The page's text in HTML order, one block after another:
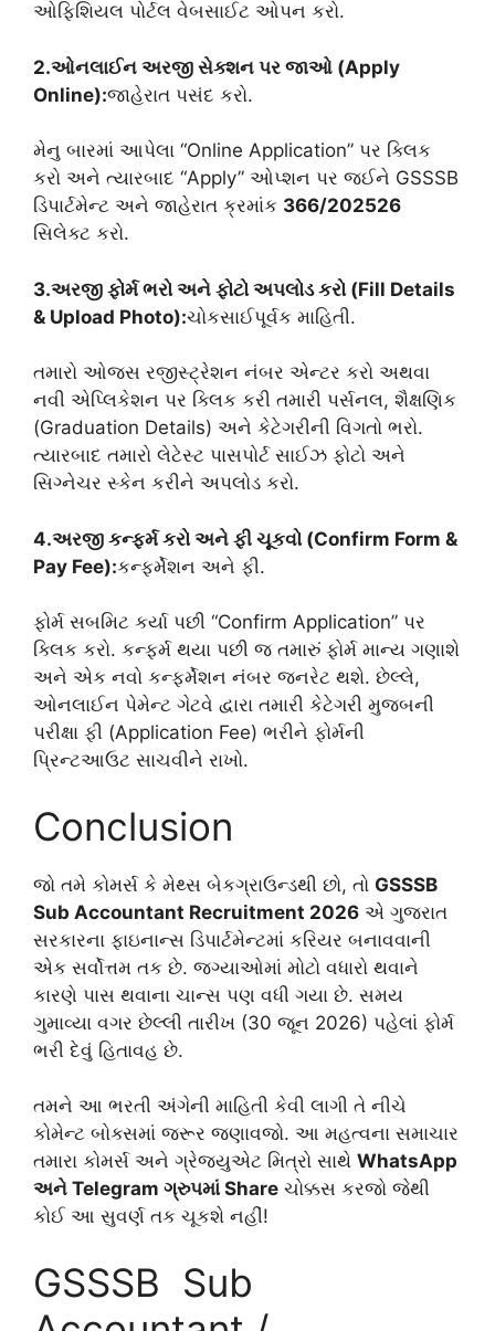
ઓફિશિયલ પોર્ટલ વેબસાઈટ ઓપન કરો.
2.ઓનલાઈન અરજી સેક્શન પર જાઓ (Apply
Online):જાહેરાત પસંદ કરો.
મેનુ બારમાં આપેલા “Online Application” પર ક્લિક
કરો અને ત્યારબાદ “Apply” ઓપ્શન પર જઈને GSSSB
ડિપાર્ટમેન્ટ અને જાહેરાત ક્રમાંક 366/202526
સિલેક્ટ કરો.
3.અરજી ફોર્મ ભરો અને ફોટો અપલોડ કરો (Fill Details
& Upload Photo):ચોકસાઈપૂર્વક માહિતી.
તમારો ઓજસ રજીસ્ટ્રેશન નંબર એન્ટર કરો અથવા
નવી એપ્લિકેશન પર ક્લિક કરી તમારી પર્સનલ, શૈક્ષણિક
(Graduation Details) અને કેટેગરીની વિગતો ભરો.
ત્યારબાદ તમારો લેટેસ્ટ પાસપોર્ટ સાઈઝ ફોટો અને
સિગ્નેચર સ્કેન કરીને અપલોડ કરો.
4.અરજી કન્ફર્મ કરો અને ફી ચૂકવો (Confirm Form &
Pay Fee):કન્ફર્મેશન અને ફી.
ફોર્મ સબમિટ કર્યા પછી “Confirm Application” પર
ક્લિક કરો. કન્ફર્મ થયા પછી જ તમારું ફોર્મ માન્ય ગણાશે
અને એક નવો કન્ફર્મેશન નંબર જનરેટ થશે. છેલ્લે,
ઓનલાઈન પેમેન્ટ ગેટવે દ્વારા તમારી કેટેગરી મુજબની
પરીક્ષા ફી (Application Fee) ભરીને ફોર્મની
પ્રિન્ટઆઉટ સાચવીને રાખો.
Conclusion
જો તમે કોમર્સ કે મેથ્સ બેકગ્રાઉન્ડથી છો, તો GSSSB
Sub Accountant Recruitment 2026 એ ગુજરાત
સરકારના ફાઇનાન્સ ડિપાર્ટમેન્ટમાં કરિયર બનાવવાની
એક સર્વોત્તમ તક છે. જગ્યાઓમાં મોટો વધારો થવાને
કારણે પાસ થવાના ચાન્સ પણ વધી ગયા છે. સમય
ગુમાવ્યા વગર છેલ્લી તારીખ (30 જૂન 2026) પહેલાં ફોર્મ
ભરી દેવું હિતાવહ છે.
તમને આ ભરતી અંગેની માહિતી કેવી લાગી તે નીચે
કોમેન્ટ બોક્સમાં જરૂર જણાવજો. આ મહત્વના સમાચાર
તમારા કોમર્સ અને ગ્રેજ્યુએટ મિત્રો સાથે WhatsApp
અને Telegram ગ્રુપમાં Share ચોક્કસ કરજો જેથી
કોઈ આ સુવર્ણ તક ચૂકશે નહીં!
GSSSB Sub